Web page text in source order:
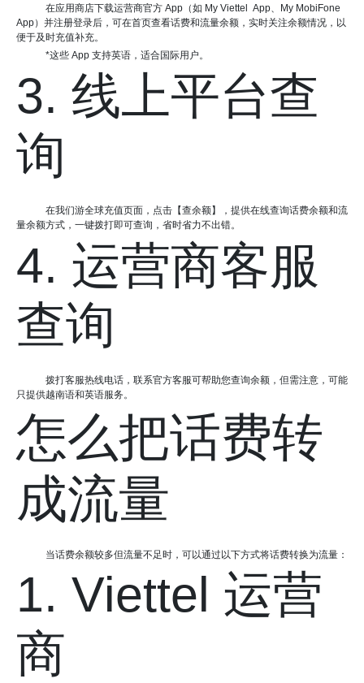
在应用商店下载运营商官方 App（如 My Viettel App、My MobiFone
App）并注册登录后，可在首页查看话费和流量余额，实时关注余额情况，以
便于及时充值补充。
*这些 App 支持英语，适合国际用户。
3. 线上平台查
询
在我们游全球充值页面，点击【查余额】，提供在线查询话费余额和流
量余额方式，一键拨打即可查询，省时省力不出错。
4. 运营商客服
查询
拨打客服热线电话，联系官方客服可帮助您查询余额，但需注意，可能
只提供越南语和英语服务。
怎么把话费转
成流量
当话费余额较多但流量不足时，可以通过以下方式将话费转换为流量：
1. Viettel 运营
商